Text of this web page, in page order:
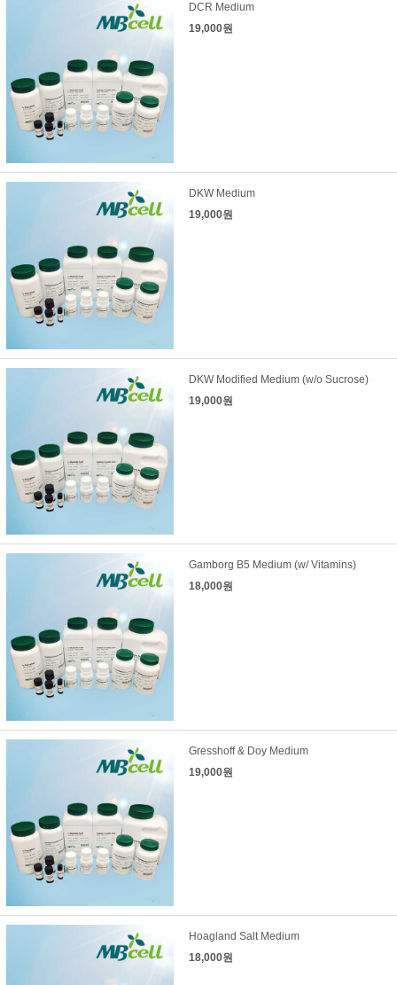
DCR Medium
19,000원
DKW Medium
19,000원
DKW Modified Medium (w/o Sucrose)
19,000원
Gamborg B5 Medium (w/ Vitamins)
18,000원
Gresshoff & Doy Medium
19,000원
Hoagland Salt Medium
18,000원